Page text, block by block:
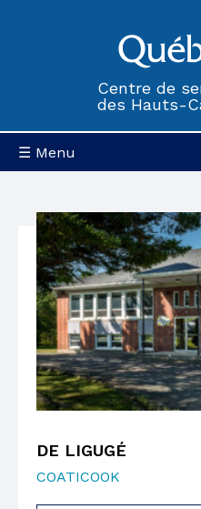
Centre de
des Hauts-
☰ Menu
DE LIGUGÉ
COATICOOK